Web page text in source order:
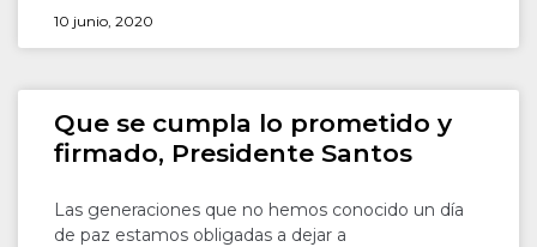
10 junio, 2020
Que se cumpla lo prometido y
firmado, Presidente Santos
Las generaciones que no hemos conocido un día
de paz estamos obligadas a dejar a